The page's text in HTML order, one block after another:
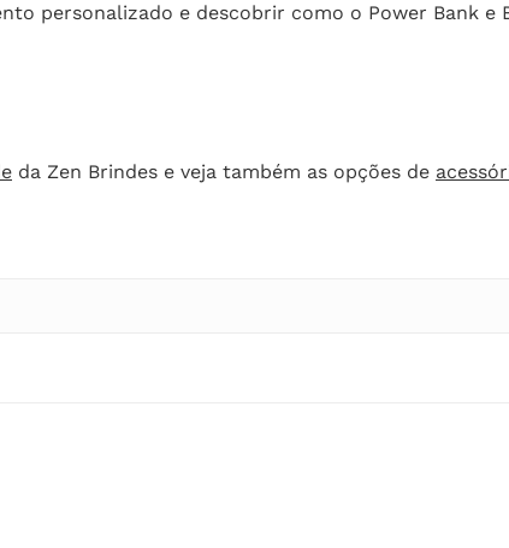
personalizado e descobrir como o Power Bank e
da Zen Brindes e veja também as opções de